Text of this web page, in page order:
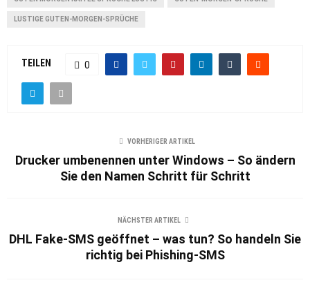
LUSTIGE GUTEN-MORGEN-SPRÜCHE
TEILEN 0
VORHERIGER ARTIKEL
Drucker umbenennen unter Windows – So ändern
Sie den Namen Schritt für Schritt
NÄCHSTER ARTIKEL
DHL Fake-SMS geöffnet – was tun? So handeln Sie
richtig bei Phishing-SMS